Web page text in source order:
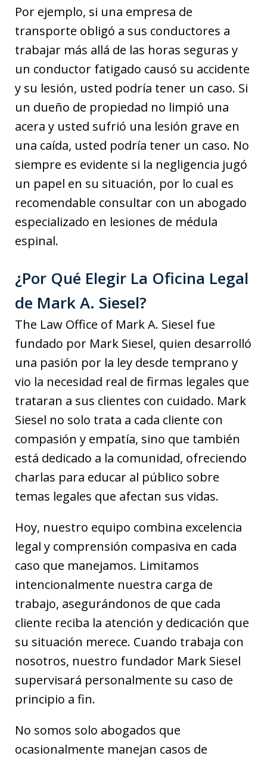
Por ejemplo, si una empresa de
transporte obligó a sus conductores a
trabajar más allá de las horas seguras y
un conductor fatigado causó su accidente
y su lesión, usted podría tener un caso. Si
un dueño de propiedad no limpió una
acera y usted sufrió una lesión grave en
una caída, usted podría tener un caso. No
siempre es evidente si la negligencia jugó
un papel en su situación, por lo cual es
recomendable consultar con un abogado
especializado en lesiones de médula
espinal.
¿Por Qué Elegir La Oficina Legal
de Mark A. Siesel?
The Law Office of Mark A. Siesel fue
fundado por Mark Siesel, quien desarrolló
una pasión por la ley desde temprano y
vio la necesidad real de firmas legales que
trataran a sus clientes con cuidado. Mark
Siesel no solo trata a cada cliente con
compasión y empatía, sino que también
está dedicado a la comunidad, ofreciendo
charlas para educar al público sobre
temas legales que afectan sus vidas.
Hoy, nuestro equipo combina excelencia
legal y comprensión compasiva en cada
caso que manejamos. Limitamos
intencionalmente nuestra carga de
trabajo, asegurándonos de que cada
cliente reciba la atención y dedicación que
su situación merece. Cuando trabaja con
nosotros, nuestro fundador Mark Siesel
supervisará personalmente su caso de
principio a fin.
No somos solo abogados que
ocasionalmente manejan casos de